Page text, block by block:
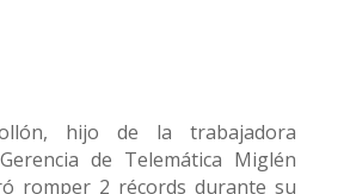
hijo de la trabajadora
de Telemática Miglén
romper 2 récords durante su